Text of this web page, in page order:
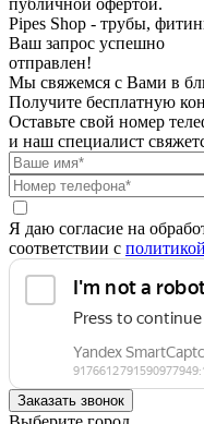
Pipes Shop - трубы,
Ваш запрос успешно
отправлен!
Мы свяжемся с Вами в
Получите бесплатную
Оставьте свой номер
и наш специалист
Я даю согласие на
соответствии с